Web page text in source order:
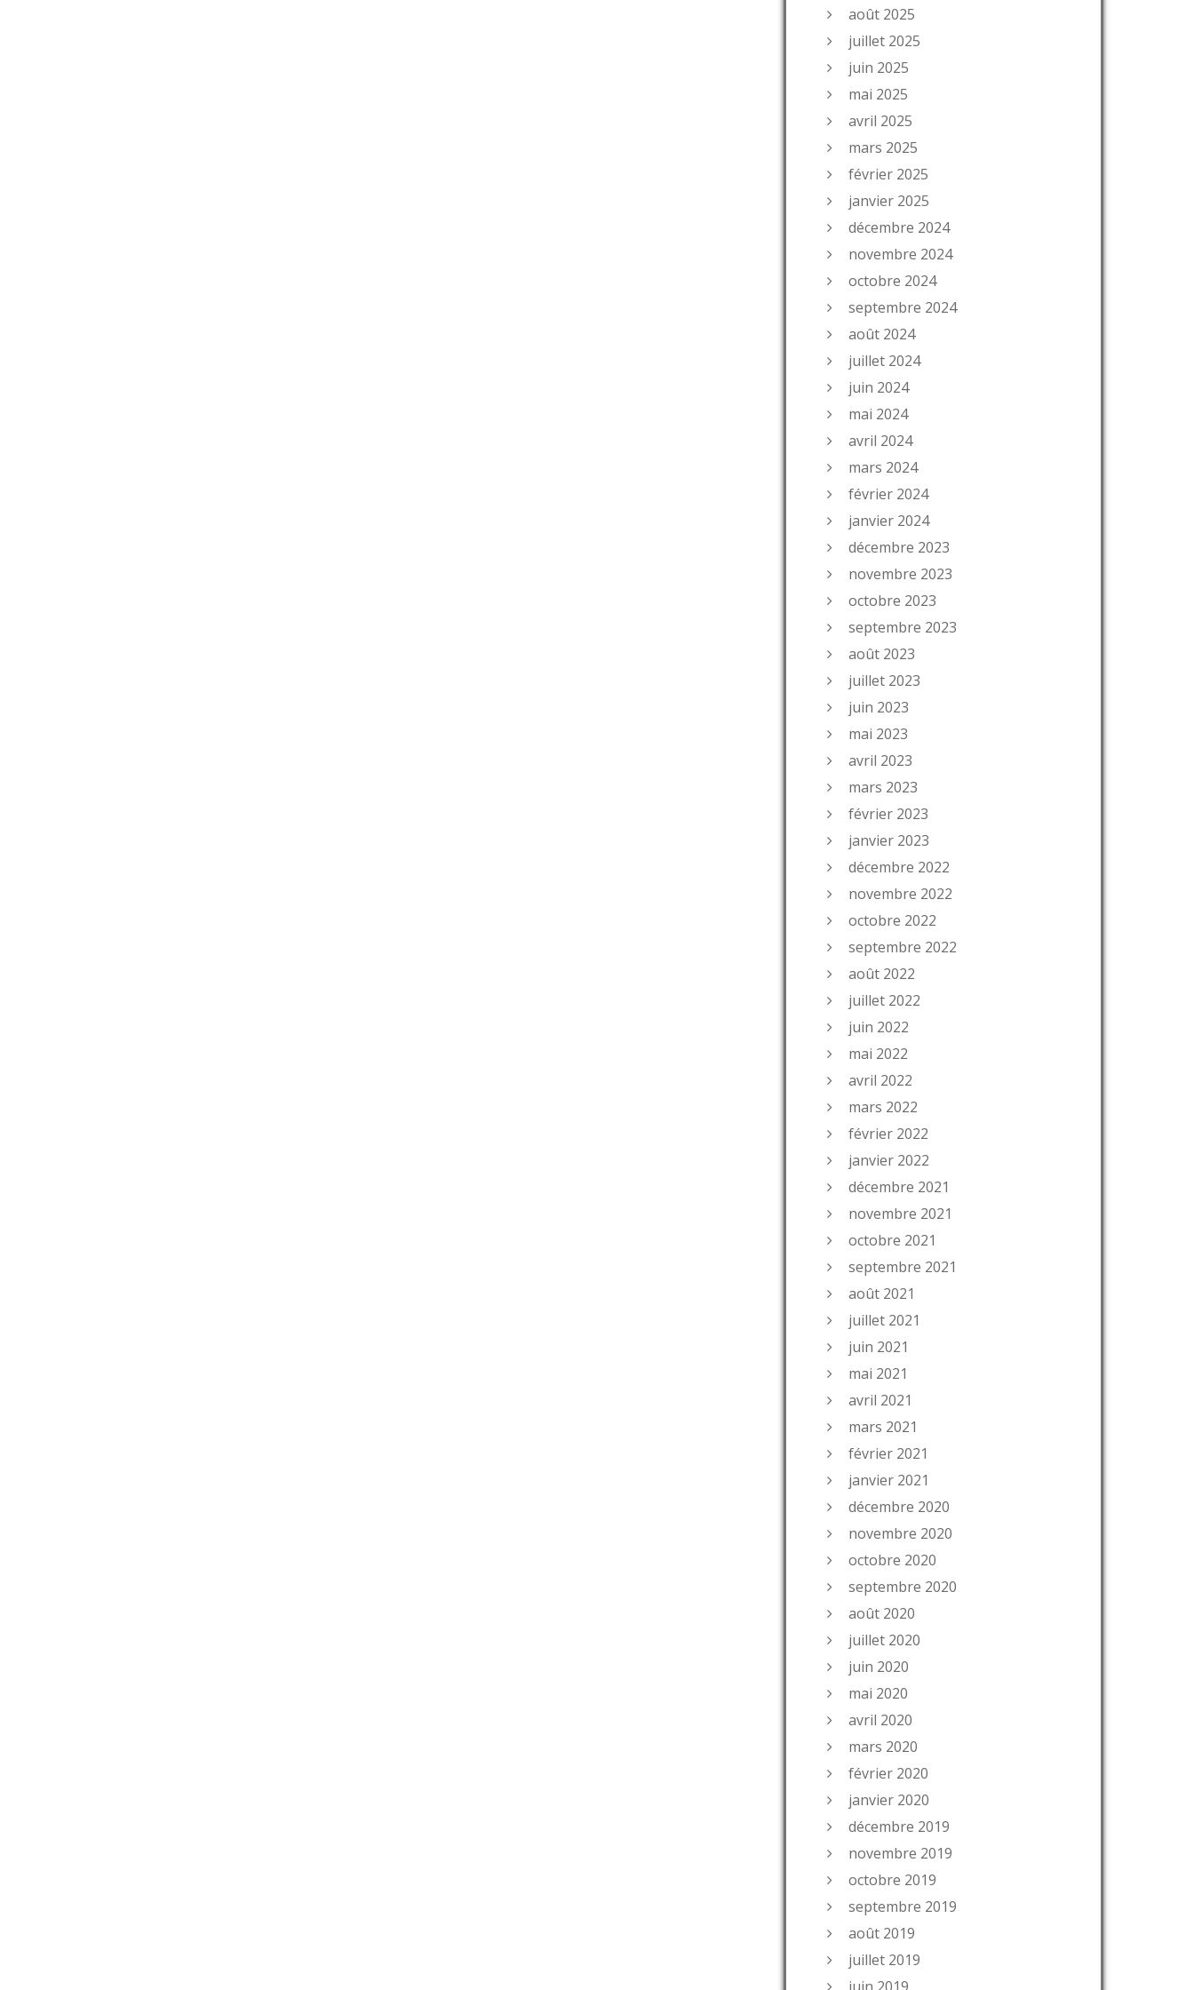
août 2025
juillet 2025
juin 2025
mai 2025
avril 2025
mars 2025
février 2025
janvier 2025
décembre 2024
novembre 2024
octobre 2024
septembre 2024
août 2024
juillet 2024
juin 2024
mai 2024
avril 2024
mars 2024
février 2024
janvier 2024
décembre 2023
novembre 2023
octobre 2023
septembre 2023
août 2023
juillet 2023
juin 2023
mai 2023
avril 2023
mars 2023
février 2023
janvier 2023
décembre 2022
novembre 2022
octobre 2022
septembre 2022
août 2022
juillet 2022
juin 2022
mai 2022
avril 2022
mars 2022
février 2022
janvier 2022
décembre 2021
novembre 2021
octobre 2021
septembre 2021
août 2021
juillet 2021
juin 2021
mai 2021
avril 2021
mars 2021
février 2021
janvier 2021
décembre 2020
novembre 2020
octobre 2020
septembre 2020
août 2020
juillet 2020
juin 2020
mai 2020
avril 2020
mars 2020
février 2020
janvier 2020
décembre 2019
novembre 2019
octobre 2019
septembre 2019
août 2019
juillet 2019